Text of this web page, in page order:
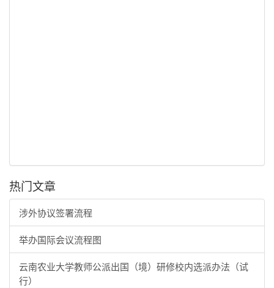
热门文章
涉外协议签署流程
举办国际会议流程图
云南农业大学教师公派出国（境）研修校内选派办法（试
行）